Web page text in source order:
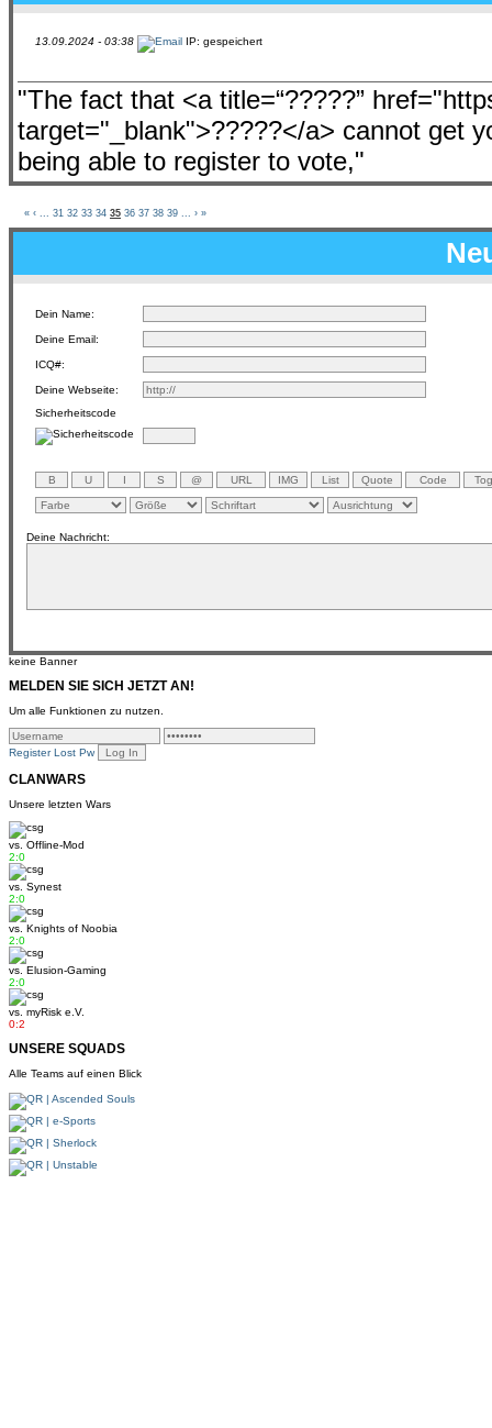
13.09.2024 - 03:38 IP: gespeichert
"The fact that <a title=“?????”
target="_blank">?????</a> cannot get
being able to register to vote,"
« ‹ 31 32 33 34 35 36 37 38 39 › »
Dein Name:
Deine Email:
ICQ#:
Deine Webseite:
Sicherheitscode
Deine Nachricht:
keine Banner
MELDEN SIE SICH JETZT AN!
Um alle Funktionen zu nutzen.
Register Lost Pw
CLANWARS
Unsere letzten Wars
vs. Offline-Mod
2:0
vs. Synest
2:0
vs. Knights of Noobia
2:0
vs. Elusion-Gaming
2:0
vs. myRisk e.V.
0:2
UNSERE SQUADS
Alle Teams auf einen Blick